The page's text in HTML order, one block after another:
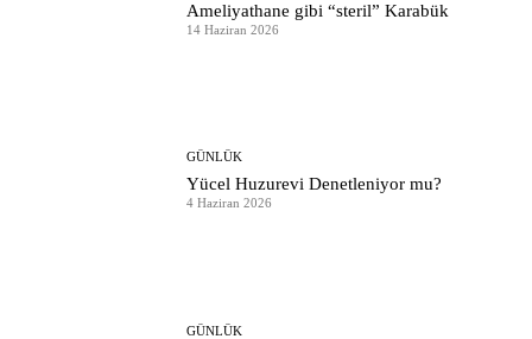
Ameliyathane gibi “steril” Karabük
14 Haziran 2026
GÜNLÜK
Yücel Huzurevi Denetleniyor mu?
4 Haziran 2026
GÜNLÜK